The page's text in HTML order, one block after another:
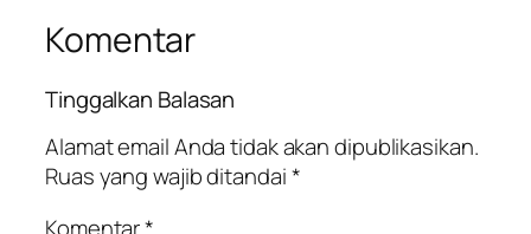
Komentar
Tinggalkan Balasan
Alamat email Anda tidak akan dipublikasikan.
Ruas yang wajib ditandai*